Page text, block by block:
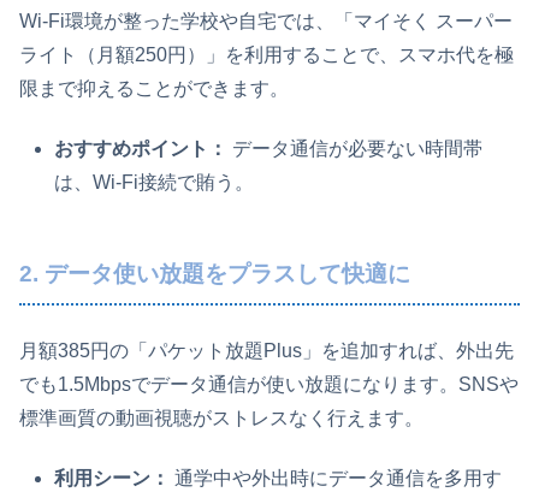
Wi-Fi環境が整った学校や自宅では、「マイそく スーパー
ライト（月額250円）」を利用することで、スマホ代を極
限まで抑えることができます。
おすすめポイント：
データ通信が必要ない時間帯
は、Wi-Fi接続で賄う。
2. データ使い放題をプラスして快適に
月額385円の「パケット放題Plus」を追加すれば、外出先
でも1.5Mbpsでデータ通信が使い放題になります。SNSや
標準画質の動画視聴がストレスなく行えます。
利用シーン： 通学中や外出時にデータ通信を多用す